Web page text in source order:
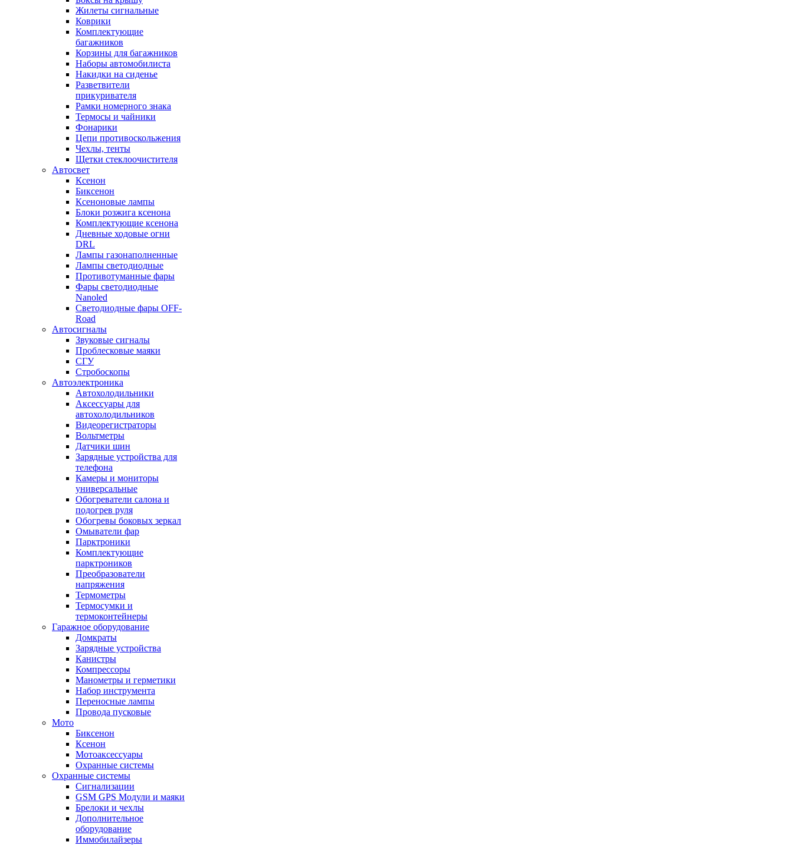
Жилеты сигнальные
Коврики
Комплектующие
багажников
Корзины для багажников
Наборы автомобилиста
Накидки на сиденье
Разветвители
прикуривателя
Рамки номерного знака
Термосы и чайники
Фонарики
Цепи противоскольжения
Чехлы, тенты
Щетки стеклоочистителя
Автосвет
Ксенон
Биксенон
Ксеноновые лампы
Блоки розжига ксенона
Комплектующие ксенона
Дневные ходовые огни
DRL
Лампы газонаполненные
Лампы светодиодные
Противотуманные фары
Фары светодиодные
Nanoled
Светодиодные фары OFF-
Road
Автосигналы
Звуковые сигналы
Проблесковые маяки
СГУ
Стробоскопы
Автоэлектроника
Автохолодильники
Аксессуары для
автохолодильников
Видеорегистраторы
Вольтметры
Датчики шин
Зарядные устройства для
телефона
Камеры и мониторы
универсальные
Обогреватели салона и
подогрев руля
Обогревы боковых зеркал
Омыватели фар
Парктроники
Комплектующие
парктроников
Преобразователи
напряжения
Термометры
Термосумки и
термоконтейнеры
Гаражное оборудование
Домкраты
Зарядные устройства
Канистры
Компрессоры
Манометры и герметики
Набор инструмента
Переносные лампы
Провода пусковые
Мото
Биксенон
Ксенон
Мотоаксессуары
Охранные системы
Охранные системы
Сигнализации
GSM GPS Модули и маяки
Брелоки и чехлы
Дополнительное
оборудование
Иммобилайзеры